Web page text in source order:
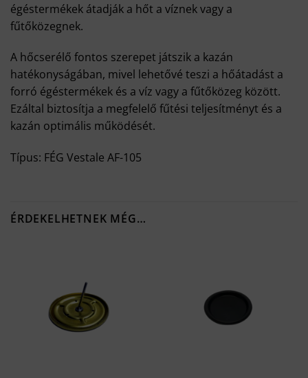
égéstermékek átadják a hőt a víznek vagy a
fűtőközegnek.
A hőcserélő fontos szerepet játszik a kazán
hatékonyságában, mivel lehetővé teszi a hőátadást a
forró égéstermékek és a víz vagy a fűtőközeg között.
Ezáltal biztosítja a megfelelő fűtési teljesítményt és a
kazán optimális működését.
Típus: FÉG Vestale AF-105
ÉRDEKELHETNEK MÉG…